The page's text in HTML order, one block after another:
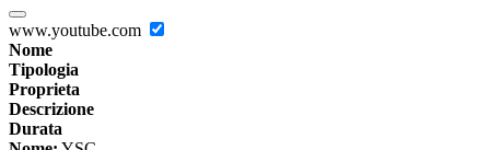
www.youtube.com
Nome
Tipologia
Proprieta
Descrizione
Durata